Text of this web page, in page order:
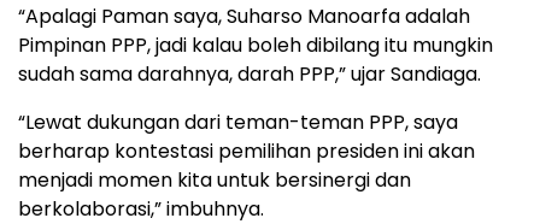
“Apalagi Paman saya, Suharso Manoarfa adalah
Pimpinan PPP, jadi kalau boleh dibilang itu mungkin
sudah sama darahnya, darah PPP,” ujar Sandiaga.
“Lewat dukungan dari teman-teman PPP, saya
berharap kontestasi pemilihan presiden ini akan
menjadi momen kita untuk bersinergi dan
berkolaborasi,” imbuhnya.